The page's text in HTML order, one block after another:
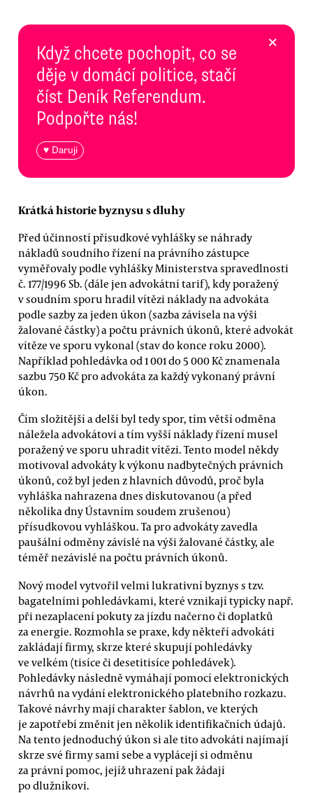
Když chcete pochopit, co se
děje v domácí politice, stačí
číst Deník Referendum.
Podpořte nás!
♥ Daruji
×
Krátká historie byznysu s dluhy
Před účinností přísudkové vyhlášky se náhrady
nákladů soudního řízení na právního zástupce
vyměřovaly podle vyhlášky Ministerstva spravedlnosti
č. 177/1996 Sb. (dále jen advokátní tarif), kdy poražený
v soudním sporu hradil vítězi náklady na advokáta
podle sazby za jeden úkon (sazba závisela na výši
žalované částky) a počtu právních úkonů, které advokát
vítěze ve sporu vykonal (stav do konce roku 2000).
Například pohledávka od 1 001 do 5 000 Kč znamenala
sazbu 750 Kč pro advokáta za každý vykonaný právní
úkon.
Čím složitější a delší byl tedy spor, tím větší odměna
náležela advokátovi a tím vyšší náklady řízení musel
poražený ve sporu uhradit vítězi. Tento model někdy
motivoval advokáty k výkonu nadbytečných právních
úkonů, což byl jeden z hlavních důvodů, proč byla
vyhláška nahrazena dnes diskutovanou (a před
několika dny Ústavním soudem zrušenou)
přísudkovou vyhláškou. Ta pro advokáty zavedla
paušální odměny závislé na výši žalované částky, ale
téměř nezávislé na počtu právních úkonů.
Nový model vytvořil velmi lukrativní byznys s tzv.
bagatelními pohledávkami, které vznikají typicky např.
při nezaplacení pokuty za jízdu načerno či doplatků
za energie. Rozmohla se praxe, kdy někteří advokáti
zakládají firmy, skrze které skupují pohledávky
ve velkém (tisíce či desetitisíce pohledávek).
Pohledávky následně vymáhají pomocí elektronických
návrhů na vydání elektronického platebního rozkazu.
Takové návrhy mají charakter šablon, ve kterých
je zapotřebí změnit jen několik identifikačních údajů.
Na tento jednoduchý úkon si ale tito advokáti najímají
skrze své firmy sami sebe a vyplácejí si odměnu
za právní pomoc, jejíž uhrazení pak žádají
po dlužníkovi.